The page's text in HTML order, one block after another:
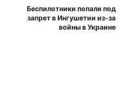
Беспилотники попали под
запрет в Ингушетии из-за
войны в Украине